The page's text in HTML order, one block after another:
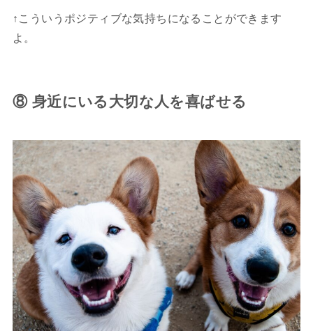
↑こういうポジティブな気持ちになることができます
よ。
⑧ 身近にいる大切な人を喜ばせる